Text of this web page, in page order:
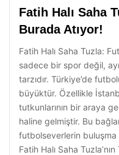
Fatih Halı Saha
Burada Atıyor!
Fatih Halı Saha Tuzla:
sadece bir spor değil,
tarzıdır. Türkiye’de
büyüktür. Özellikle
tutkunlarının bir araya
haline gelmiştir. Bu
futbolseverlerin buluşma
Fatih Halı Saha